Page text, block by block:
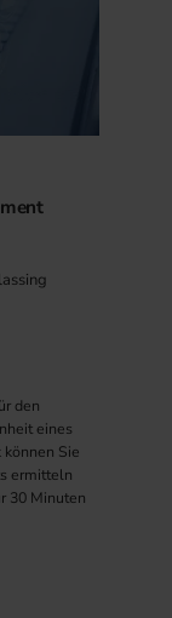
den
eines
Sie
ermitteln
30 Minuten